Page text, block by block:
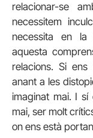
relacionar-se
necessitem
necessita en la
aquesta
relacions. Si
anant a les
imaginat mai. I
mai, ser molt
on ens està